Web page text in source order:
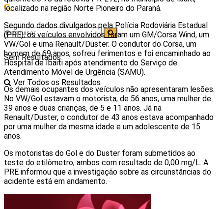
Sem Resultados
Ver Todos os Resultados
localizado na região Norte Pioneiro do Paraná.
Segundo dados divulgados pela Polícia Rodoviária Estadual
(PRE), os veículos envolvidos foram um GM/Corsa Wind, um
VW/Gol e uma Renault/Duster. O condutor do Corsa, um
homem de 69 anos, sofreu ferimentos e foi encaminhado ao
Hospital de Ibaiti após atendimento do Serviço de
Atendimento Móvel de Urgência (SAMU).
Os demais ocupantes dos veículos não apresentaram lesões.
No VW/Gol estavam o motorista, de 56 anos, uma mulher de
39 anos e duas crianças, de 5 e 11 anos. Já na
Renault/Duster, o condutor de 43 anos estava acompanhado
por uma mulher da mesma idade e um adolescente de 15
anos.
Os motoristas do Gol e do Duster foram submetidos ao
teste do etilômetro, ambos com resultado de 0,00 mg/L. A
PRE informou que a investigação sobre as circunstâncias do
acidente está em andamento.